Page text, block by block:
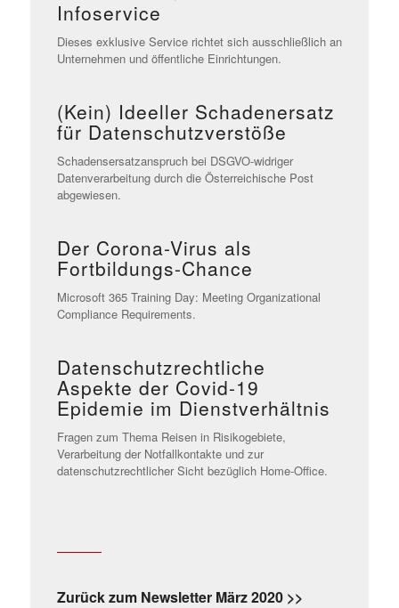
Infoservice
Dieses exklusive Service richtet sich ausschließlich an
Unternehmen und öffentliche Einrichtungen.
(Kein) Ideeller Schadenersatz
für Datenschutzverstöße
Schadensersatzanspruch bei DSGVO-widriger
Datenverarbeitung durch die Österreichische Post
abgewiesen.
Der Corona-Virus als
Fortbildungs-Chance
Microsoft 365 Training Day: Meeting Organizational
Compliance Requirements.
Datenschutzrechtliche
Aspekte der Covid-19
Epidemie im Dienstverhältnis
Fragen zum Thema Reisen in Risikogebiete,
Verarbeitung der Notfallkontakte und zur
datenschutzrechtlicher Sicht bezüglich Home-Office.
Zurück zum Newsletter März 2020 >>